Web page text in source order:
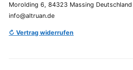
Morolding 6, 84323 Massing Deutschland
info@altruan.de
↻ Vertrag widerrufen